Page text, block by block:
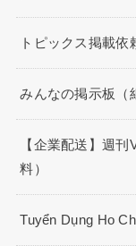
トピックス掲載依
みんなの掲示板（
【企業配送】週
料）
Tuyển Dụng Ho